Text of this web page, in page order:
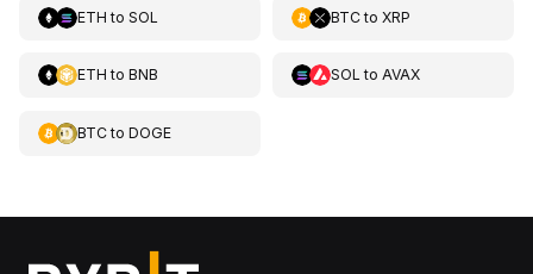
ETH to SOL BTCto XRP
ETH to BNB SOL to AVAX
BTCto DOGE